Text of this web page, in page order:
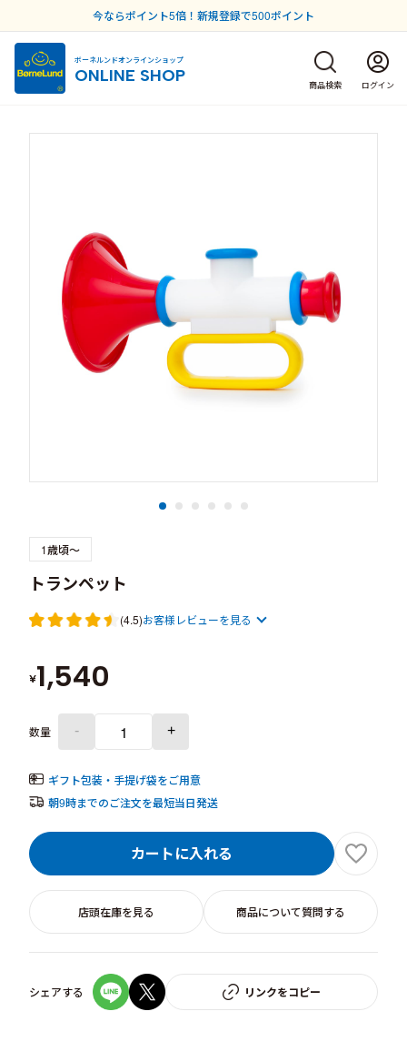
今ならポイント5倍！新規登録で500ポイント
ボーネルンドオンラインショップ
ONLINE SHOP 商品検索 ログイン
1歳頃～
トランペット
(4.5)お客様レビューを見る
¥1,540
数量 - +
ギフト包装・手提げ袋をご用意
朝9時までのご注文を最短当日発送
カートに入れる
店頭在庫を見る 商品について質問する
シェアする リンクをコピー